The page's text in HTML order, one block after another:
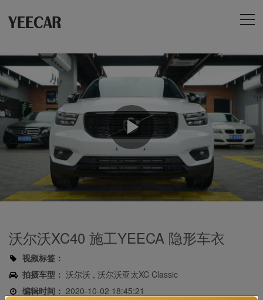
Play
Video
沃尔沃XC40 施工YEECA 隐形车衣
视频标签：
拍摄车型： 沃尔沃 , 沃尔沃亚太XC Classic
编辑时间： 2020-10-02 18:45:21